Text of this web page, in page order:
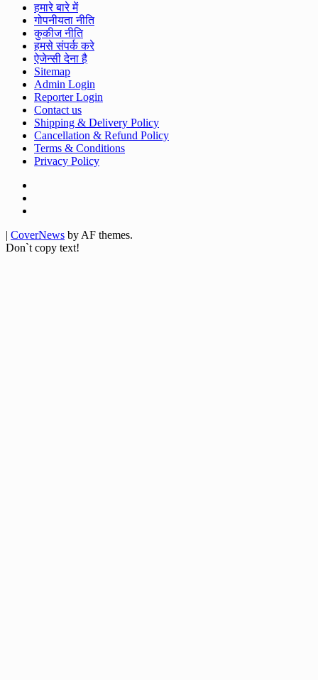
हमारे बारे में
गोपनीयता नीति
कुकीज नीति
हमसे संपर्क करे
ऐजेन्सी देना है
Sitemap
Admin Login
Reporter Login
Contact us
Shipping & Delivery Policy
Cancellation & Refund Policy
Terms & Conditions
Privacy Policy
| CoverNews by AF themes.
Don`t copy text!